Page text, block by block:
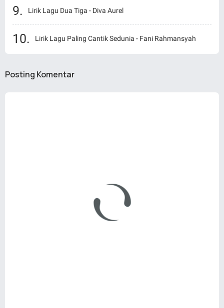
Lirik Lagu Dua Tiga - Diva Aurel
Lirik Lagu Paling Cantik Sedunia - Fani Rahmansyah
Posting Komentar